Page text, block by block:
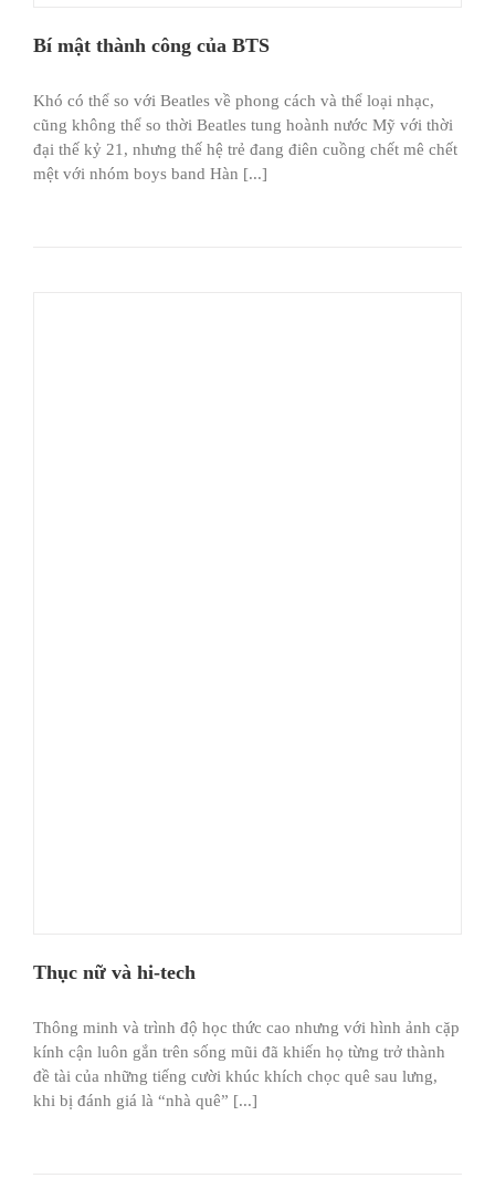
Bí mật thành công của BTS
Khó có thể so với Beatles về phong cách và thể loại nhạc,
cũng không thể so thời Beatles tung hoành nước Mỹ với thời
đại thế kỷ 21, nhưng thế hệ trẻ đang điên cuồng chết mê chết
mệt với nhóm boys band Hàn [...]
Thục nữ và hi-tech
Thông minh và trình độ học thức cao nhưng với hình ảnh cặp
kính cận luôn gắn trên sống mũi đã khiến họ từng trở thành
đề tài của những tiếng cười khúc khích chọc quê sau lưng,
khi bị đánh giá là “nhà quê” [...]